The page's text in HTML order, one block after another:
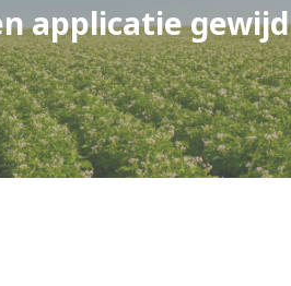
applicatie